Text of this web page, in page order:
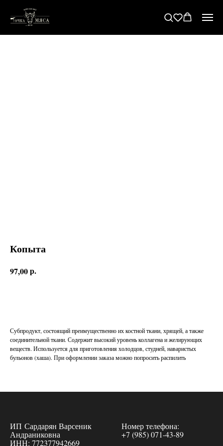
Копыта
97,00р.
Субпродукт, состоящий преимущественно их костной ткани, хрящей, а также
соединительной ткани. Содержит высокий уровень коллагена и желирующих
веществ. Используется для приготовления холодцов, студней, наваристых
бульонов (хаша). При оформлении заказа можно попросить распилить
ИП Сардарян Варсеник
Андраниковна
ИНН: 772377942669
Номер телефона:
+7 (985) 071-43-89